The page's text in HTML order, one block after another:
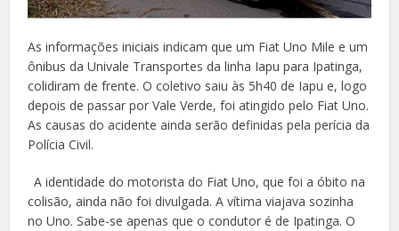
As informações iniciais indicam que um Fiat Uno Mile e um
ônibus da Univale Transportes da linha Iapu para Ipatinga,
colidiram de frente. O coletivo saiu às 5h40 de Iapu e, logo
depois de passar por Vale Verde, foi atingido pelo Fiat Uno.
As causas do acidente ainda serão definidas pela perícia da
Polícia Civil.
A identidade do motorista do Fiat Uno, que foi a óbito na
colisão, ainda não foi divulgada. A vítima viajava sozinha
no Uno. Sabe-se apenas que o condutor é de Ipatinga. O